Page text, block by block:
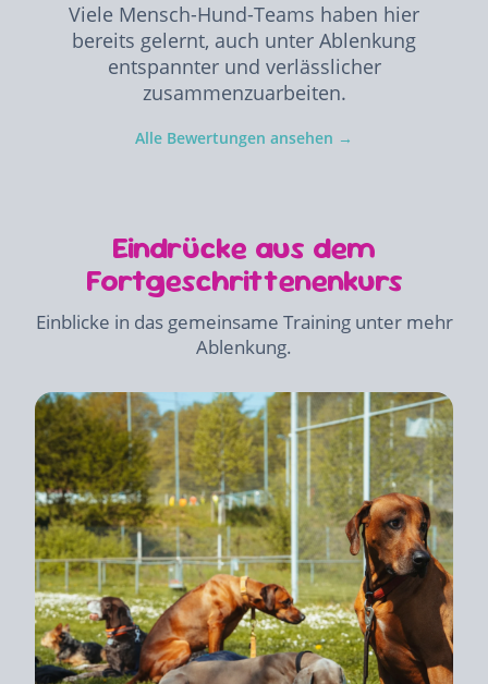
Viele Mensch-Hund-Teams haben hier
bereits gelernt, auch unter Ablenkung
entspannter und verlässlicher
zusammenzuarbeiten.
Alle Bewertungen ansehen →
Eindrücke aus dem
Fortgeschrittenenkurs
Einblicke in das gemeinsame Training unter mehr
Ablenkung.